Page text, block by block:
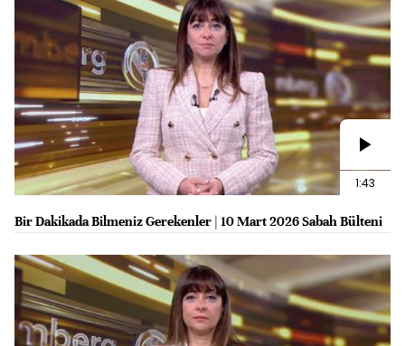
1:43
Bir Dakikada Bilmeniz Gerekenler | 10 Mart 2026 Sabah Bülteni